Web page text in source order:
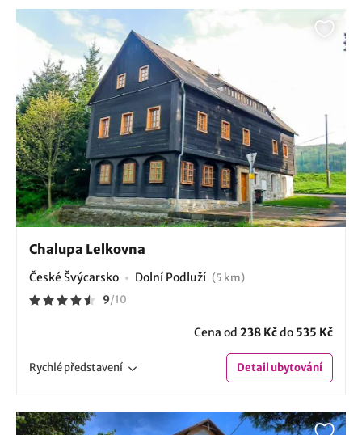
Chalupa Lelkovna
České Švýcarsko Dolní Podluží (5 km)
9/10
Cena od 238 Kčdo 535 Kč
Rychlépředstavení Detailubytování